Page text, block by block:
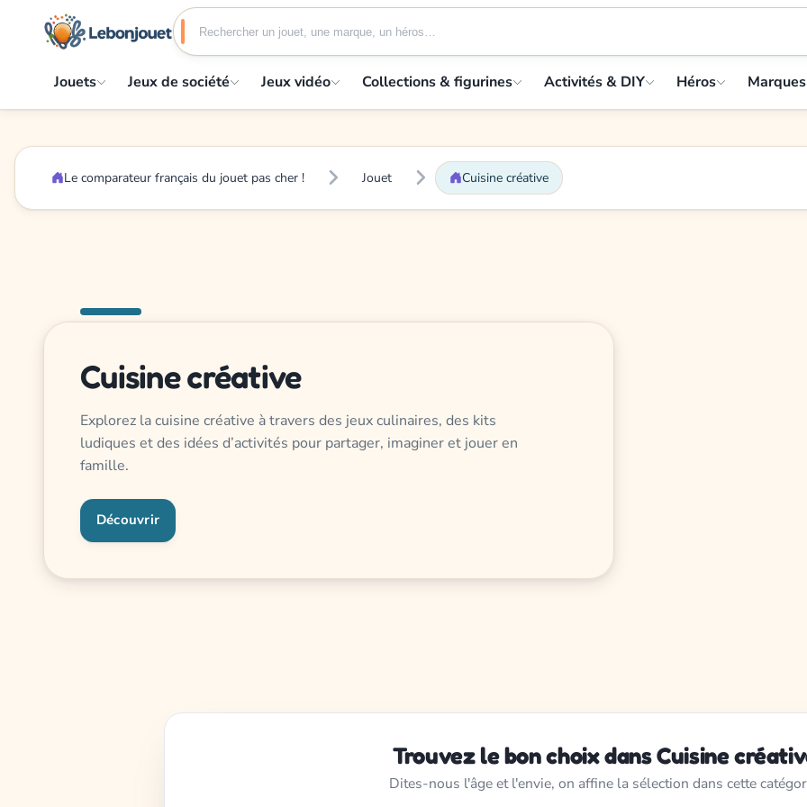
Jouets Jeux de société Jeux vidéo Collections & figurines Activités & DIY Héros Marques
Le comparateur français du jouet pas cher ! Jouet Cuisine créative
Cuisine créative
Explorez la cuisine créative à travers des jeux culinaires, des kits
ludiques et des idées d’activités pour partager, imaginer et jouer en
famille.
Découvrir
Trouvez le bon choix dans Cuisine
Dites-nous l'âge et l'envie, on affine la sélection dans cette